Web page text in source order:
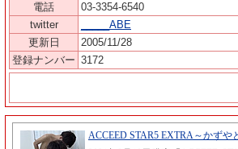
電話
03-3354-6540
twitter
_____ABE
更新日
2005/11/28
登録ナンバー 3172